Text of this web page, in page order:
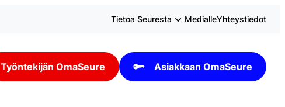
Tietoa Seuresta MedialleYhteystiedot
Työntekijän OmaSeure Asiakkaan OmaSeure